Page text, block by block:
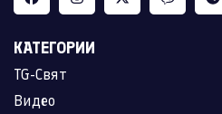
КАТЕГОРИИ
TG-Свят
Видео